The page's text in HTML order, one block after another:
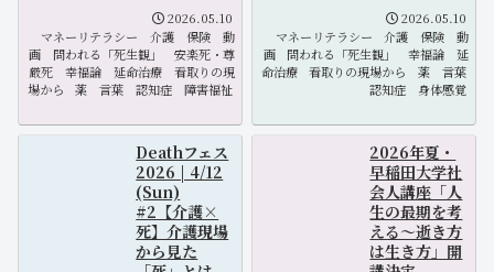
2026.05.10
マネーリテラシー
介護 保険
動
画
問われる「死生観」
安楽死・尊
厳死
幸福論 延命治療
看取りの現
場から
薬 言葉 認知症 障害福祉
2026.05.10
マネーリテラシー
介護 保険
動
画
問われる「死生観」 幸福論
延
命治療
看取りの現場から 薬
言葉
認知症
身体感覚
Deathフェス
2026 | 4/12
(Sun)
#2【介護×
死】介護現場
から見た
2026年夏・
早稲田大学社
会人講座「人
生の最期を考
える～逝き方
は生き方」開